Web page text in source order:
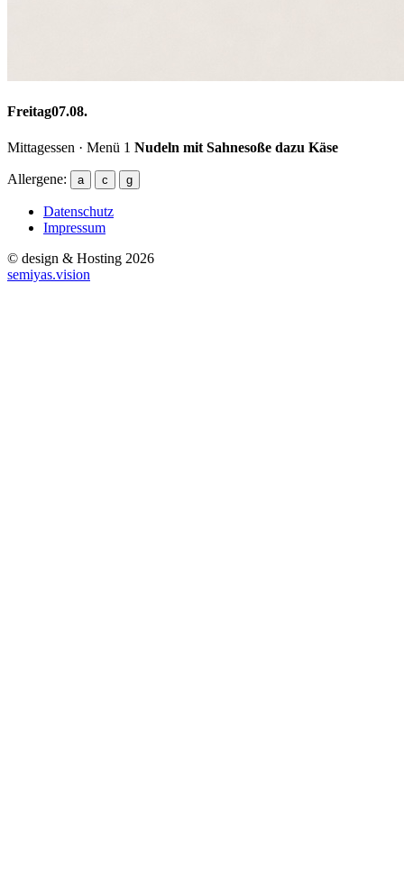
Freitag07.08.
Mittagessen · Menü 1 Nudeln mit Sahnesoße dazu Käse
Allergene: a c g
Datenschutz
Impressum
© design & Hosting 2026
semiyas.vision